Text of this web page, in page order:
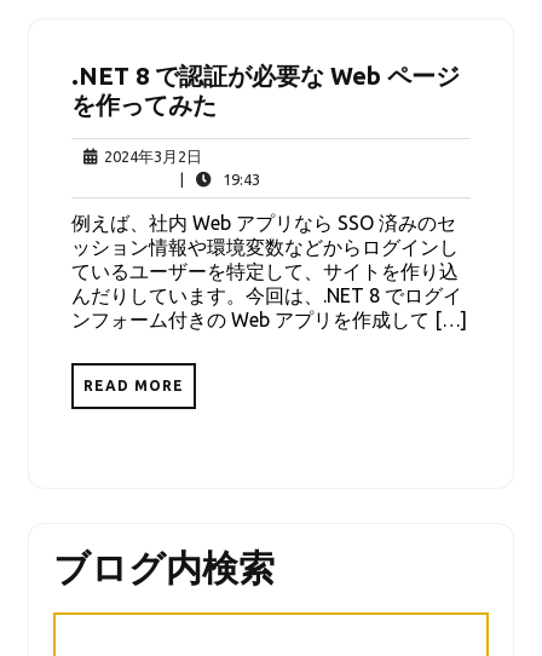
.NET 8 で認証が必要な Web ページ
を作ってみた
2024年3月2日
年
3
月
2
日
19:43
例えば、社内 Web アプリなら SSO 済みのセ
ッション情報や環境変数などからログインし
ているユーザーを特定して、サイトを作り込
んだりしています。今回は、.NET 8 でログイ
ンフォーム付きの Web アプリを作成して […]
READ MORE
ブログ内検索